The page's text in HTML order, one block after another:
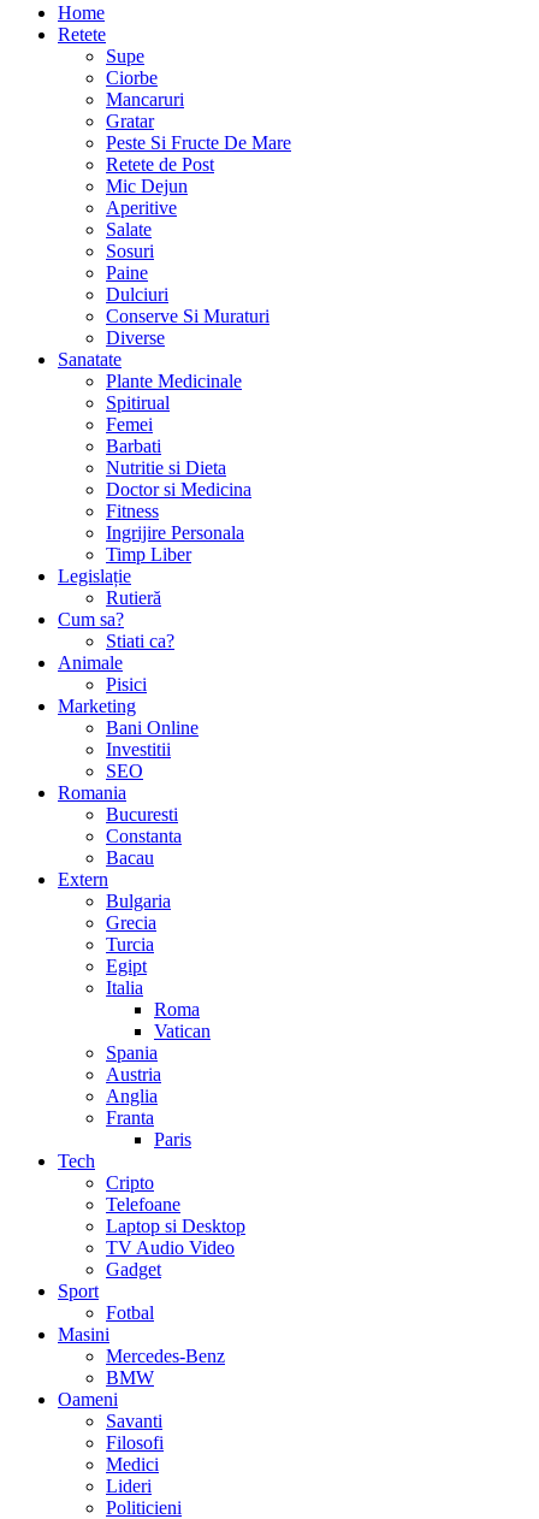
Home
Retete
Supe
Ciorbe
Mancaruri
Gratar
Peste Si Fructe De Mare
Retete de Post
Mic Dejun
Aperitive
Salate
Sosuri
Paine
Dulciuri
Conserve Si Muraturi
Diverse
Sanatate
Plante Medicinale
Spitirual
Femei
Barbati
Nutritie si Dieta
Doctor si Medicina
Fitness
Ingrijire Personala
Timp Liber
Legislație
Rutieră
Cum sa?
Stiati ca?
Animale
Pisici
Marketing
Bani Online
Investitii
SEO
Romania
Bucuresti
Constanta
Bacau
Extern
Bulgaria
Grecia
Turcia
Egipt
Italia
Roma
Vatican
Spania
Austria
Anglia
Franta
Paris
Tech
Cripto
Telefoane
Laptop si Desktop
TV Audio Video
Gadget
Sport
Fotbal
Masini
Mercedes-Benz
BMW
Oameni
Savanti
Filosofi
Medici
Lideri
Politicieni